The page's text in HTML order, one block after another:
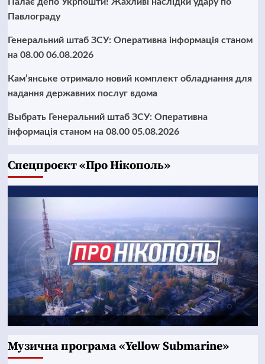
Павлограду
Генеральний штаб ЗСУ: Оперативна інформація станом
на 08.00 06.08.2026
Кам’янське отримало новий комплект обладнання для
надання державних послуг вдома
Выбрать Генеральний штаб ЗСУ: Оперативна
інформація станом на 08.00 05.08.2026
Cпецпроєкт «Про Нікополь»
Музична програма «Yellow Submarine»